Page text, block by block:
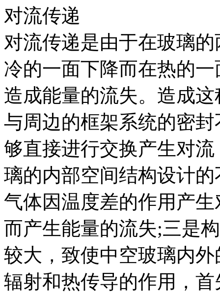
对流传递
对流传递是由于在玻璃
冷的一面下降而在热的
造成能量的流失。造成
与周边的框架系统的密
够直接进行交换产生对
璃的内部空间结构设计
气体因温度差的作用产
而产生能量的流失;三是
较大，致使中空玻璃内
辐射和热传导的作用，